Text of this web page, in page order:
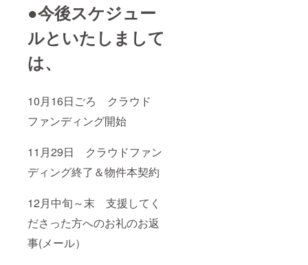
●今後スケジュー
ルといたしまして
は、
10月16日ごろ クラウド
ファンディング開始
11月29日 クラウドファン
ディング終了＆物件本契約
12月中旬～末 支援してく
ださった方へのお礼のお返
事(メール）